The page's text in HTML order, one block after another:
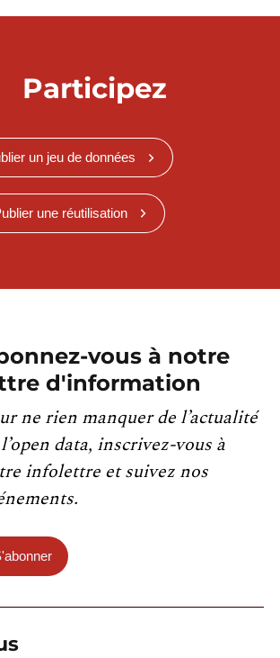
Participez
un jeu de données
une réutilisation
vous à notre
d'information
ne rien manquer de l’actualité
data, inscrivez-vous à
infolettre et suivez nos